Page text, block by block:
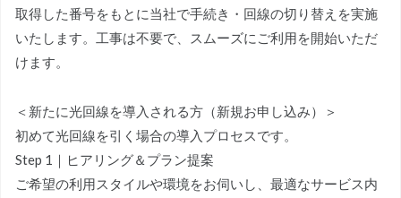
取得した番号をもとに当社で手続き・回線の切り替えを実施
いたします。工事は不要で、スムーズにご利用を開始いただ
けます。
＜新たに光回線を導入される方（新規お申し込み）＞
初めて光回線を引く場合の導入プロセスです。
Step 1｜ヒアリング＆プラン提案
ご希望の利用スタイルや環境をお伺いし、最適なサービス内